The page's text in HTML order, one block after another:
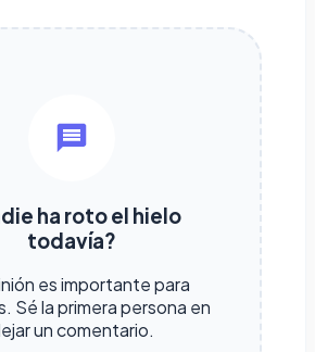
ha roto el hielo
todavía?
es importante para
Sé la primera persona en
un comentario.